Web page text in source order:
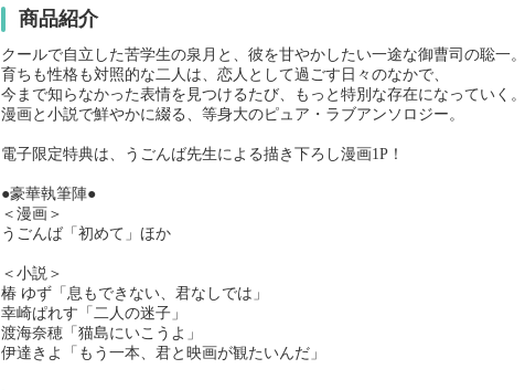
商品紹介
クールで自立した苦学生の泉月と、彼を甘やかしたい一途な御曹司の聡一。
育ちも性格も対照的な二人は、恋人として過ごす日々のなかで、
今まで知らなかった表情を見つけるたび、もっと特別な存在になっていく。
漫画と小説で鮮やかに綴る、等身大のピュア・ラブアンソロジー。
電子限定特典は、うごんば先生による描き下ろし漫画1P！
●豪華執筆陣●
＜漫画＞
うごんば「初めて」ほか
＜小説＞
椿 ゆず「息もできない、君なしでは」
幸崎ぱれす「二人の迷子」
渡海奈穂「猫島にいこうよ」
伊達きよ「もう一本、君と映画が観たいんだ」